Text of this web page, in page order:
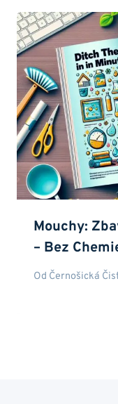
Mouchy:
– Bez
Od Černošická